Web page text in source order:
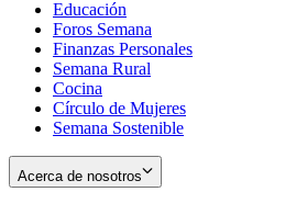
window
new
window
Educación
Foros Semana
Finanzas Personales
Semana Rural
Cocina
Círculo de Mujeres
Semana Sostenible
Acerca de nosotros